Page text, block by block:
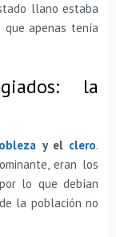
llano estaba
apenas tenía
la
y el clero.
eran los
lo que debían
la población no